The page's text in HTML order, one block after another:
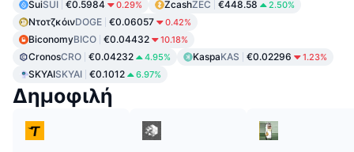
SuiSUI €0.5984 0.29% ZcashZEC €448.58 2.50%
ΝτοτζκόινDOGE €0.06057 0.42%
BiconomyBICO €0.04432 10.18%
CronosCRO €0.04232 4.95% KaspaKAS €0.02296 1.23%
SKYAISKYAI €0.1012 6.97%
Δημοφιλή